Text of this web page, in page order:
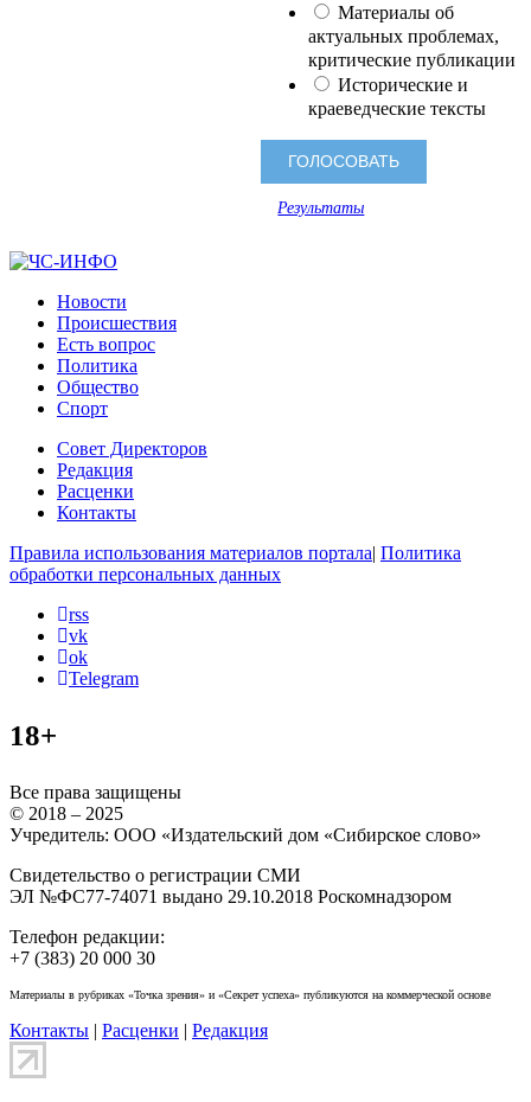
Материалы об
актуальных проблемах,
критические публикации
Исторические и
краеведческие тексты
Результаты
Новости
Происшествия
Есть вопрос
Политика
Общество
Спорт
Совет Директоров
Редакция
Расценки
Контакты
Правила использования материалов портала| Политика
обработки персональных данных
rss
vk
ok
Telegram
18+
Все права защищены
© 2018 – 2025
Учредитель: ООО «Издательский дом «Сибирское слово»
Свидетельство о регистрации СМИ
ЭЛ №ФС77-74071 выдано 29.10.2018 Роскомнадзором
Телефон редакции:
+7 (383) 20 000 30
Материалы в рубриках «Точка зрения» и «Секрет успеха» публикуются на коммерческой основе
Контакты | Расценки | Редакция